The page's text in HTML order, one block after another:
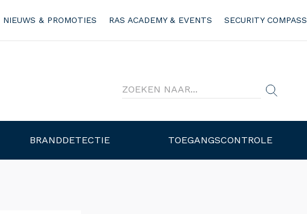
NIEUWS & PROMOTIES RAS ACADEMY & EVENTS SECURITY COMPASS
BRANDDETECTIE TOEGANGSCONTROLE